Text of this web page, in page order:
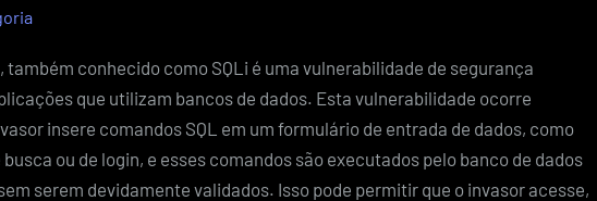
também conhecido como SQLi é uma vulnerabilidade de segurança
que utilizam bancos de dados. Esta vulnerabilidade ocorre
insere comandos SQL em um formulário de entrada de dados, como
ou de login, e esses comandos são executados pelo banco de dados
serem devidamente validados. Isso pode permitir que o invasor acesse,